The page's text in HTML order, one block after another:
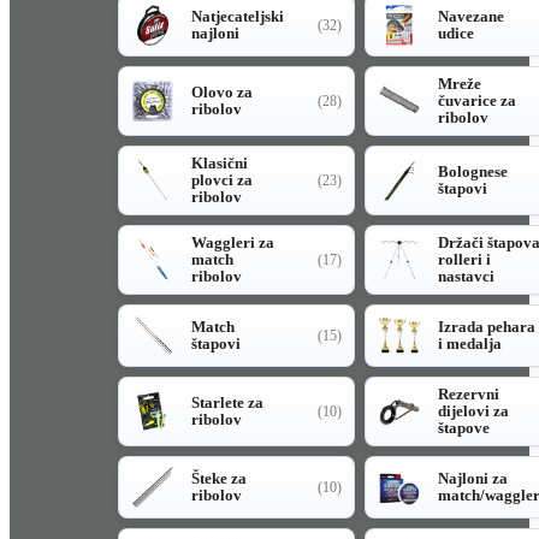
Natjecateljski
najloni
(32)
Navezane
udice
Olovo za
ribolov
(28)
Mreže
čuvarice za
ribolov
Klasični
plovci za
ribolov
(23)
Bolognese
štapovi
Waggleri za
match
ribolov
(17)
Držači štapova
rolleri i
nastavci
Match
štapovi
(15)
Izrada pehara
i medalja
Starlete za
ribolov
(10)
Rezervni
dijelovi za
štapove
Šteke za
ribolov
(10)
Najloni za
match/waggler